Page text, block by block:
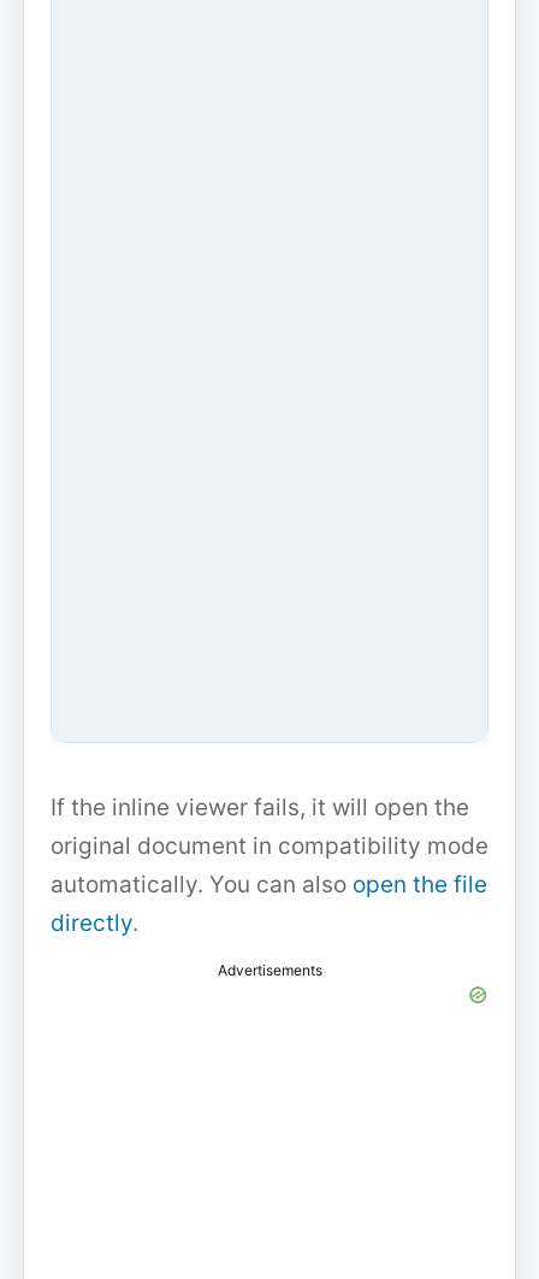
If the inline viewer fails, it will open the
original document in compatibility mode
automatically. You can also open the file
directly.
Advertisements